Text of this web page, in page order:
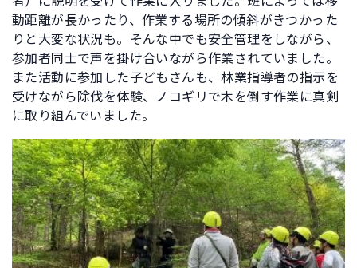
動距離が長かったり、作業する場所の傾斜がきつかった
りと大変な状況も。そんな中でも安全管理をしながら、
参加者同士で声を掛け合いながら作業されていました。
また活動に参加した子どもさんも、林業指導者の指示を
受けながら除伐を体験、ノコギリで木を倒す作業に真剣
に取り組んでいました。